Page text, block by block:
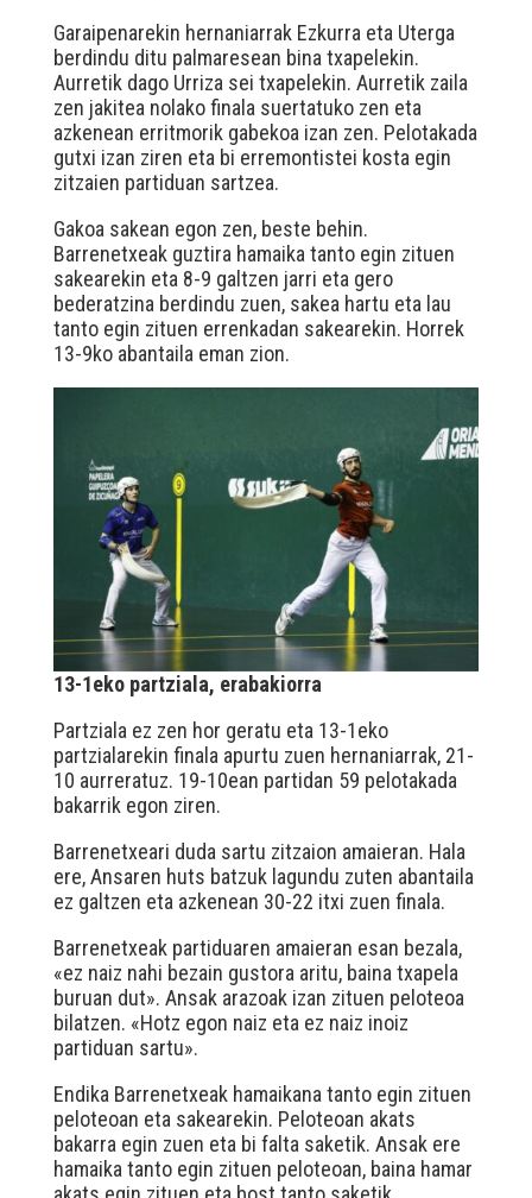
Garaipenarekin hernaniarrak Ezkurra eta Uterga
berdindu ditu palmaresean bina txapelekin.
Aurretik dago Urriza sei txapelekin. Aurretik zaila
zen jakitea nolako finala suertatuko zen eta
azkenean erritmorik gabekoa izan zen. Pelotakada
gutxi izan ziren eta bi erremontistei kosta egin
zitzaien partiduan sartzea.
Gakoa sakean egon zen, beste behin.
Barrenetxeak guztira hamaika tanto egin zituen
sakearekin eta 8-9 galtzen jarri eta gero
bederatzina berdindu zuen, sakea hartu eta lau
tanto egin zituen errenkadan sakearekin. Horrek
13-9ko abantaila eman zion.
13-1eko partziala, erabakiorra
Partziala ez zen hor geratu eta 13-1eko
partzialarekin finala apurtu zuen hernaniarrak, 21-
10 aurreratuz. 19-10ean partidan 59 pelotakada
bakarrik egon ziren.
Barrenetxeari duda sartu zitzaion amaieran. Hala
ere, Ansaren huts batzuk lagundu zuten abantaila
ez galtzen eta azkenean 30-22 itxi zuen finala.
Barrenetxeak partiduaren amaieran esan bezala,
«ez naiz nahi bezain gustora aritu, baina txapela
buruan dut». Ansak arazoak izan zituen peloteoa
bilatzen. «Hotz egon naiz eta ez naiz inoiz
partiduan sartu».
Endika Barrenetxeak hamaikana tanto egin zituen
peloteoan eta sakearekin. Peloteoan akats
bakarra egin zuen eta bi falta saketik. Ansak ere
hamaika tanto egin zituen peloteoan, baina hamar